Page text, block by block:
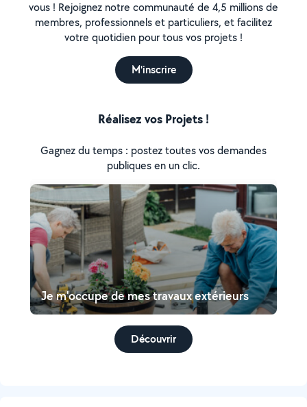
vous ! Rejoignez notre communauté de 4,5 millions de
membres, professionnels et particuliers, et facilitez
votre quotidien pour tous vos projets !
M'inscrire
Réalisez vos Projets !
Gagnez du temps : postez toutes vos demandes
publiques en un clic.
Je m'occupe de mes travaux extérieurs
Découvrir